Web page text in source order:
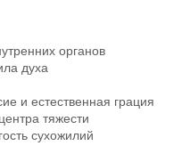
органов
духа
и естественная грация
тяжести
сухожилий